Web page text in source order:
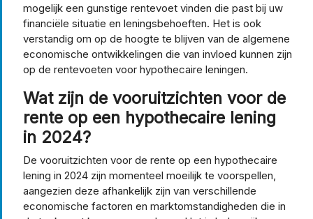
mogelijk een gunstige rentevoet vinden die past bij uw
financiële situatie en leningsbehoeften. Het is ook
verstandig om op de hoogte te blijven van de algemene
economische ontwikkelingen die van invloed kunnen zijn
op de rentevoeten voor hypothecaire leningen.
Wat zijn de vooruitzichten voor de
rente op een hypothecaire lening
in 2024?
De vooruitzichten voor de rente op een hypothecaire
lening in 2024 zijn momenteel moeilijk te voorspellen,
aangezien deze afhankelijk zijn van verschillende
economische factoren en marktomstandigheden die in